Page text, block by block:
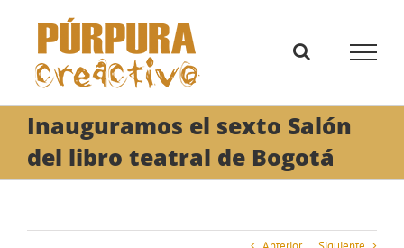
contenido
Inauguramos el sexto Salón
del libro teatral de Bogotá